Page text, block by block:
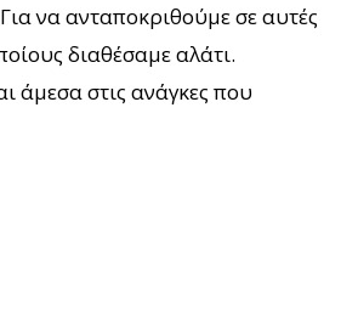
να ανταποκριθούμε σε αυτές
διαθέσαμε αλάτι.
άμεσα στις ανάγκες που